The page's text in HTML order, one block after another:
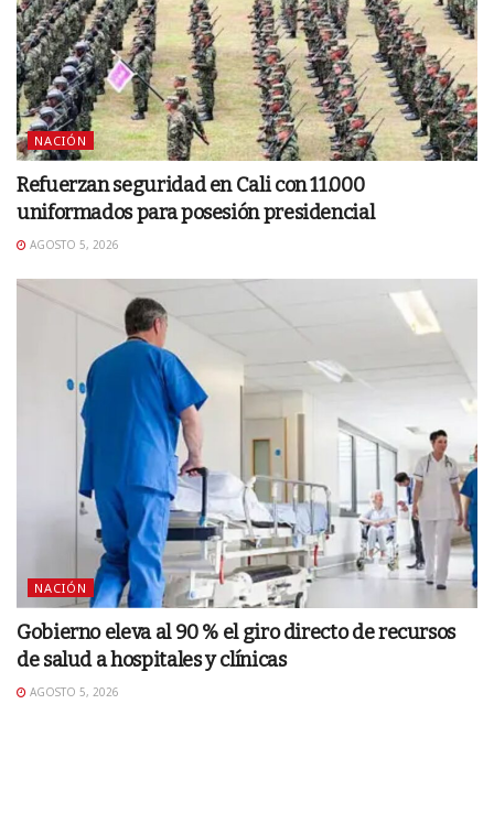
NACIÓN
Refuerzan seguridad en Cali con 11.000
uniformados para posesión presidencial
AGOSTO 5, 2026
NACIÓN
Gobierno eleva al 90 % el giro directo de recursos
de salud a hospitales y clínicas
AGOSTO 5, 2026